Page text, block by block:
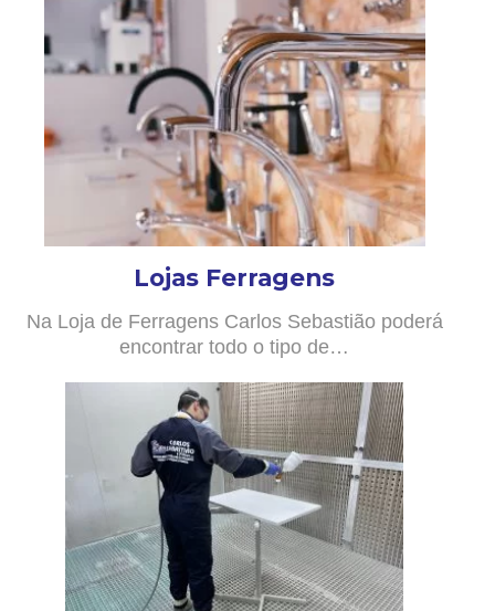
Lojas Ferragens
Na Loja de Ferragens Carlos Sebastião poderá
encontrar todo o tipo de…